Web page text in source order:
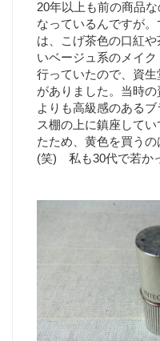
20年以上も前の商品
なっているんですが
は、こげ茶色の口紅
いベージュ系のメイ
行っていたので、資
がありました。当時
よりも高級感のある
ス棚の上に鎮座して
たため、黄色を買う
(笑) 私も30代で若か